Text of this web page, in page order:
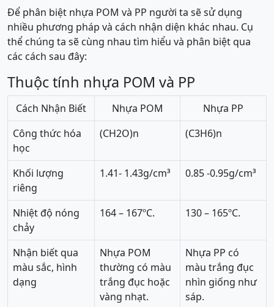
Để phân biệt nhựa POM và PP người ta sẽ sử dụng
nhiều phương pháp và cách nhận diện khác nhau. Cụ
thể chúng ta sẽ cùng nhau tìm hiểu và phân biệt qua
các cách sau đây:
Thuộc tính nhựa POM và PP
Cách Nhận Biết Nhựa POM
Nhựa PP
Công thức hóa
học
(CH2O)n (C3H6)n
Khối lượng
riêng
1.41- 1.43g/cm³ 0.85 -0.95g/cm³
Nhiệt độ nóng
chảy
164 – 167ºC. 130 – 165ºC.
Nhận biết qua
màu sắc, hình
dạng
Nhựa POM
thường có màu
trắng đục hoặc
vàng nhạt.
Nhựa PP có
màu trắng đục
nhìn giống như
sáp.